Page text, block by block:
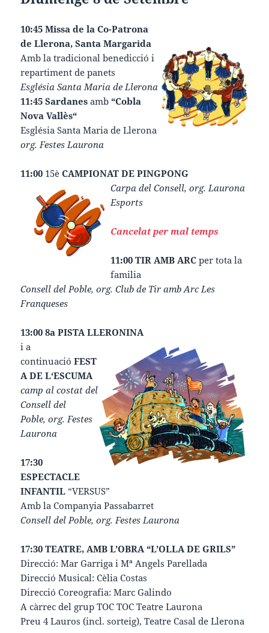
10:45 Missa de la Co-Patrona
de Llerona, Santa Margarida
Amb la tradicional benedicció i
repartiment de panets
Església Santa Maria de Llerona
11:45 Sardanes amb“Cobla
Nova Vallès“
Església Santa Maria de Llerona
org. Festes Laurona
11:00 15èCAMPIONAT DE PINGPONG
Carpa del Consell, org. Laurona
Esports
Cancelat per mal temps
11:00 TIR AMB ARC per tota la
familia
Consell del Poble, org. Club de Tir amb Arc Les
Franqueses
13:00 8a PISTA LLERONINA
i a
continuacióFEST
A DE L‘ESCUMA
camp al costat del
Consell del
Poble, org. Festes
Laurona
17:30
ESPECTACLE
INFANTIL “VERSUS”
Amb la Companyia Passabarret
Consell del Poble, org. Festes Laurona
17:30 TEATRE, AMB L’OBRA “L’OLLA DE GRILS”
Direcció: Mar Garriga i Mª Angels Parellada
Direcció Musical: Cèlia Costas
Direcció Coreografia: Marc Galindo
A càrrec del grup TOC TOC Teatre Laurona
Preu 4 Lauros (incl. sorteig), Teatre Casal de Llerona